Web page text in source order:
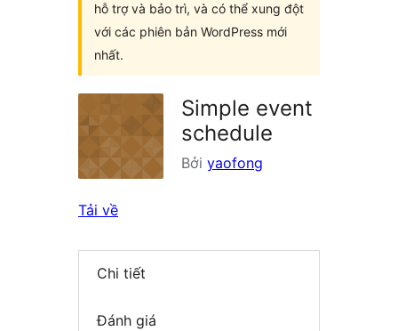
hỗ trợ và bảo trì, và có thể xung đột
với các phiên bản WordPress mới
nhất.
Simple event
schedule
Bởi yaofong
Tải về
Chi tiết
Đánh giá